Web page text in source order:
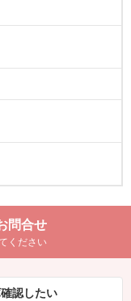
問合せ
ください
認したい